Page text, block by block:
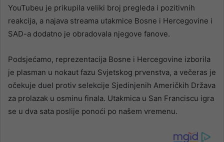
YouTubeu je prikupila veliki broj pregleda i pozitivnih
reakcija, a najava streama utakmice Bosne i Hercegovine i
SAD-a dodatno je obradovala njegove fanove.
Podsjećamo, reprezentacija Bosne i Hercegovine izborila
je plasman u nokaut fazu Svjetskog prvenstva, a večeras je
očekuje duel protiv selekcije Sjedinjenih Američkih Država
za prolazak u osminu finala. Utakmica u San Franciscu igra
se u dva sata poslije ponoći po našem vremenu.